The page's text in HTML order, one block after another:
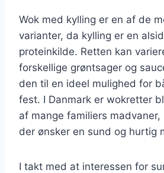
Wok med kylling er en af de
varianter, da kylling er en
proteinkilde. Retten kan
forskellige grøntsager og
den til en ideel mulighed for
fest. I Danmark er wokretter
af mange familiers
der ønsker en sund og hurtig
I takt med at interessen for